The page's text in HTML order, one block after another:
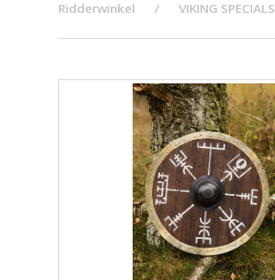
Ridderwinkel VIKING SPECIALS